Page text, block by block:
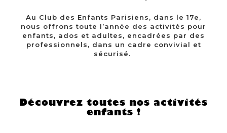
Au Club des Enfants Parisiens, dans le 17e,
nous offrons toute l’année des activités pour
enfants, ados et adultes, encadrées par des
professionnels, dans un cadre convivial et
sécurisé.
Découvrez toutes nos activités
enfants !